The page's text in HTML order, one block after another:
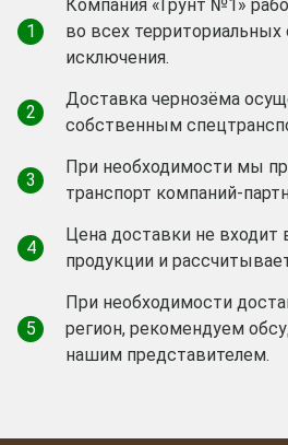
1
Компания «Грунт №1»
во всех территориальных
исключения.
2
Доставка чернозёма
собственным
3
При необходимости мы
транспорт компаний-
4
Цена доставки не входит
продукции и
5
При необходимости
регион, рекомендуем
нашим представителем.